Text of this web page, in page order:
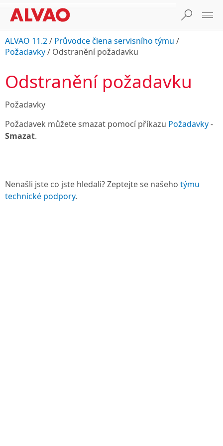
ALVAO 11.2/ Průvodce člena servisního týmu /
Požadavky/ Odstranění požadavku
Odstranění požadavku
Požadavky
Požadavek můžete smazat pomocí příkazu Požadavky-
Smazat.
Nenašli jste co jste hledali? Zeptejte se našeho týmu
technické podpory.